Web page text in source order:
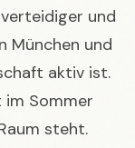
und
München und
aktiv ist.
im Sommer
steht.